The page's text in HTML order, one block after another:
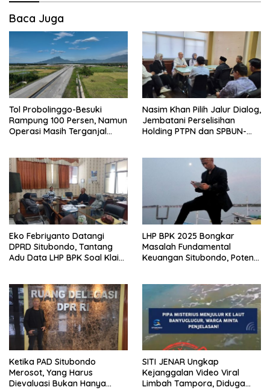
Baca Juga
Tol Probolinggo-Besuki
Rampung 100 Persen, Namun
Operasi Masih Terganjal
Nasim Khan Pilih Jalur Dialog,
Jembatani Perselisihan
Holding PTPN dan SPBUN-
Eko Febriyanto Datangi
DPRD Situbondo, Tantang
Adu Data LHP BPK Soal Klaim
LHP BPK 2025 Bongkar
Masalah Fundamental
Keuangan Situbondo, Potensi
dipertanyakan
Ketika PAD Situbondo
Merosot, Yang Harus
Dievaluasi Bukan Hanya
SITI JENAR Ungkap
Kejanggalan Video Viral
Limbah Tampora, Diduga